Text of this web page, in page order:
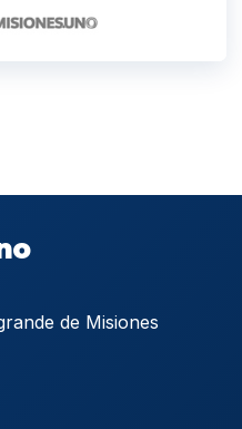
de Misiones